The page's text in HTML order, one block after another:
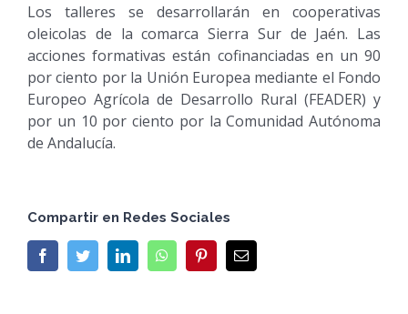
Los talleres se desarrollarán en cooperativas
oleicolas de la comarca Sierra Sur de Jaén. Las
acciones formativas están cofinanciadas en un 90
por ciento por la Unión Europea mediante el Fondo
Europeo Agrícola de Desarrollo Rural (FEADER) y
por un 10 por ciento por la Comunidad Autónoma
de Andalucía.
Compartir en Redes Sociales
FacebookTwitterLinkedInWhatsAppPinterestEmail